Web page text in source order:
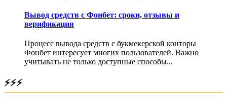
Вывод средств с Фонбет: сроки, отзывы и
верификация
Процесс вывода средств с букмекерской конторы
Фонбет интересует многих пользователей. Важно
учитывать не только доступные способы...
⚡⚡⚡